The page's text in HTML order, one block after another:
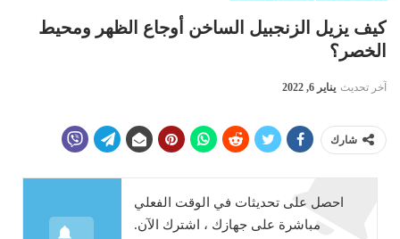
كيف يزيل الزنجبيل الساخن أوجاع الظهر ومحيط
الخصر؟
آخر تحديث يناير 6, 2022
شارك
احصل على تحديثات في الوقت الفعلي
مباشرة على جهازك ، اشترك الآن.